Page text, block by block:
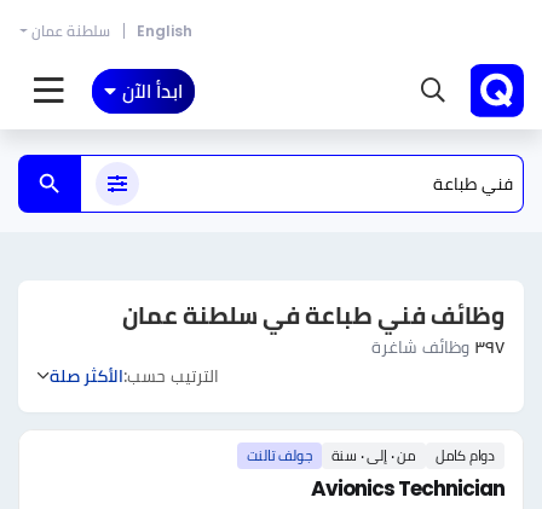
English سلطنة عمان
ابدأ الآن
وظائف فني طباعة في سلطنة عمان
٣٩٧ وظائف شاغرة
الترتيب حسب:الأكثر صلة
دوام كامل من ٠ إلى ٠ سنة جولف تالنت
Avionics Technician